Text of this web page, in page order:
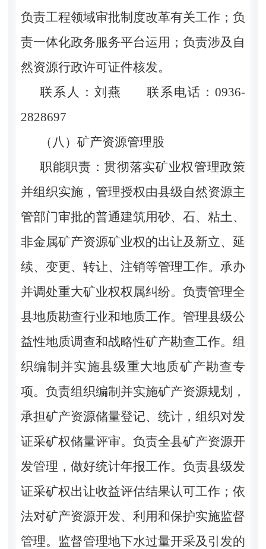
负责工程领域审批制度改革有关工作；负
责一体化政务服务平台运用；负责涉及自
然资源行政许可证件核发。
联系人：刘燕 联系电话：0936-
2828697
（八）矿产资源管理股
职能职责：贯彻落实矿业权管理政策
并组织实施，管理授权由县级自然资源主
管部门审批的普通建筑用砂、石、粘土、
非金属矿产资源矿业权的出让及新立、延
续、变更、转让、注销等管理工作。承办
并调处重大矿业权权属纠纷。负责管理全
县地质勘查行业和地质工作。管理县级公
益性地质调查和战略性矿产勘查工作。组
织编制并实施县级重大地质矿产勘查专
项。负责组织编制并实施矿产资源规划，
承担矿产资源储量登记、统计，组织对发
证采矿权储量评审。负责全县矿产资源开
发管理，做好统计年报工作。负责县级发
证采矿权出让收益评估结果认可工作；依
法对矿产资源开发、利用和保护实施监督
管理。监督管理地下水过量开采及引发的